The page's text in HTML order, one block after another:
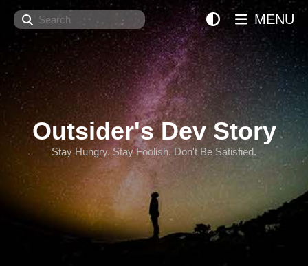
Search
Outsider's Dev Story
Stay Hungry. Stay Foolish. Don't Be Satisfied.
MENU